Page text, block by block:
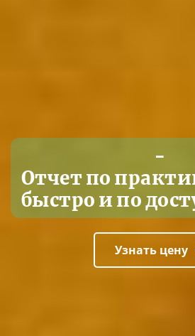
-
Отчет по
быстро и по
Узнать цену